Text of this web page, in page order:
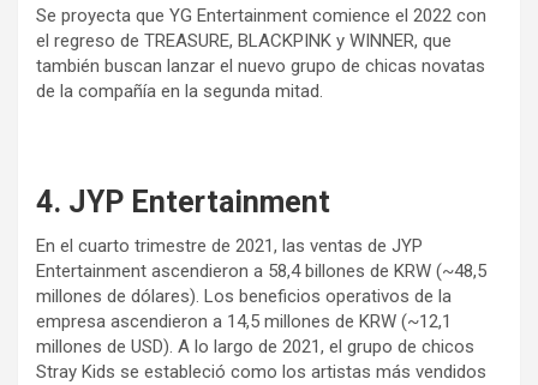
Se proyecta que YG Entertainment comience el 2022 con
el regreso de TREASURE, BLACKPINK y WINNER, que
también buscan lanzar el nuevo grupo de chicas novatas
de la compañía en la segunda mitad.
4. JYP Entertainment
En el cuarto trimestre de 2021, las ventas de JYP
Entertainment ascendieron a 58,4 billones de KRW (~48,5
millones de dólares). Los beneficios operativos de la
empresa ascendieron a 14,5 millones de KRW (~12,1
millones de USD). A lo largo de 2021, el grupo de chicos
Stray Kids se estableció como los artistas más vendidos